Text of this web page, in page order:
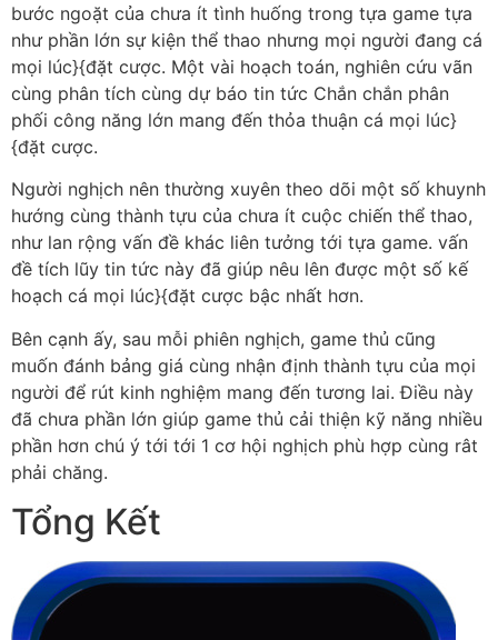
bước ngoặt của chưa ít tình huống trong tựa game tựa
như phần lớn sự kiện thể thao nhưng mọi người đang cá
mọi lúc}{đặt cược. Một vài hoạch toán, nghiên cứu vãn
cùng phân tích cùng dự báo tin tức Chắn chắn phân
phối công năng lớn mang đến thỏa thuận cá mọi lúc}
{đặt cược.
Người nghịch nên thường xuyên theo dõi một số khuynh
hướng cùng thành tựu của chưa ít cuộc chiến thể thao,
như lan rộng vấn đề khác liên tưởng tới tựa game. vấn
đề tích lũy tin tức này đã giúp nêu lên được một số kế
hoạch cá mọi lúc}{đặt cược bậc nhất hơn.
Bên cạnh ấy, sau mỗi phiên nghịch, game thủ cũng
muốn đánh bảng giá cùng nhận định thành tựu của mọi
người để rút kinh nghiệm mang đến tương lai. Điều này
đã chưa phần lớn giúp game thủ cải thiện kỹ năng nhiều
phần hơn chú ý tới tới 1 cơ hội nghịch phù hợp cùng rât
phải chăng.
Tổng Kết